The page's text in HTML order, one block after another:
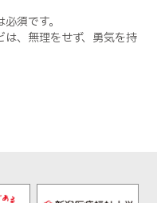
須です。
は、無理をせず、勇気を持